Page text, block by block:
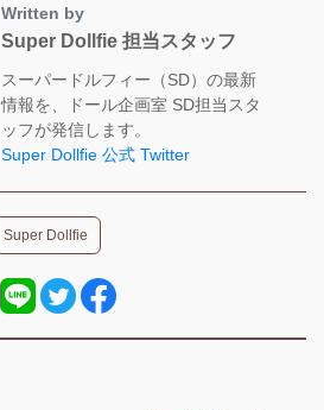
Written by
Super Dollfie 担当スタッフ
スーパードルフィー（SD）の最新
情報を、ドール企画室 SD担当スタ
ッフが発信します。
Super Dollfie 公式 Twitter
Super Dollfie